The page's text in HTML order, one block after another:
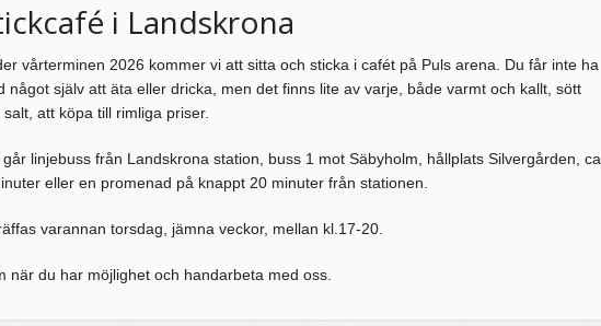
i Landskrona
vårterminen 2026 kommer vi att sitta och sticka i cafét på Puls arena. Du får inte ha
något själv att äta eller dricka, men det finns lite av varje, både varmt och kallt, sött
salt, att köpa till rimliga priser.
går linjebuss från Landskrona station, buss 1 mot Säbyholm, hållplats Silvergården, ca
eller en promenad på knappt 20 minuter från stationen.
varannan torsdag, jämna veckor, mellan kl.17-20.
när du har möjlighet och handarbeta med oss.